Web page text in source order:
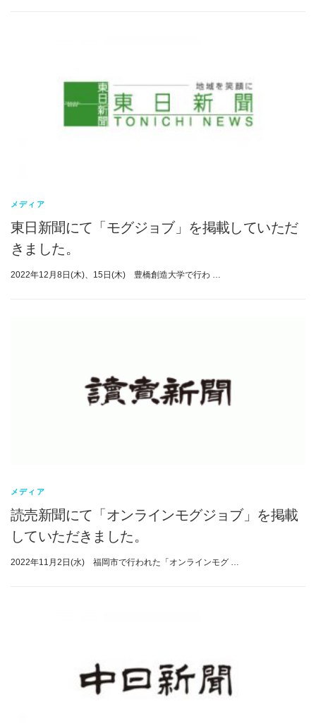
メディア
東日新聞にて「モグジョブ」を掲載していただ
きました。
2022年12月8日(木)、15日(木) 豊橋創造大学で行わ …
メディア
読売新聞にて「オンラインモグジョブ」を掲載
していただきました。
2022年11月2日(水) 福岡市で行われた「オンラインモグ …